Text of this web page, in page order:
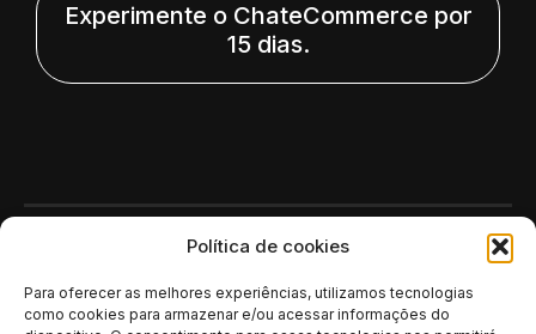
Polí­tica de cookies
Para oferecer as melhores experiências, utilizamos tecnologias
como cookies para armazenar e/ou acessar informações do
Experimente o ChateCommerce por
15 dias.